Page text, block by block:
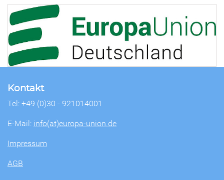
Kontakt
Tel: +49 (0)30 - 921014001
E-Mail: info(at)europa-union.de
Impressum
AGB